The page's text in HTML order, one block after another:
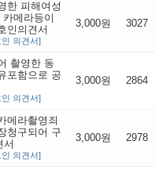
한 피해여성
메라등이
인의견서
의견서]
3,000원 3027
촬영한 동
포함으로 공
의견서]
3,000원 2864
메라촬영죄
청구되어 구
서
의견서]
3,000원 2978